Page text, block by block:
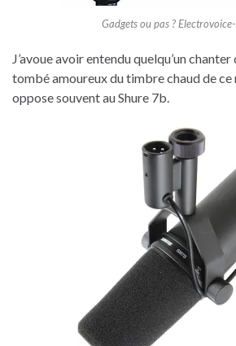
Gadgets ou pas ?
J’avoue avoir entendu quelqu’un
tombé amoureux du timbre chaud de ce
oppose souvent au Shure 7b.